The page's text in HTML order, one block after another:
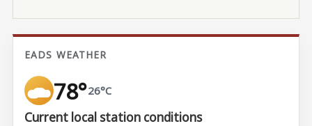
EADS WEATHER
78°26°C
Current local station conditions